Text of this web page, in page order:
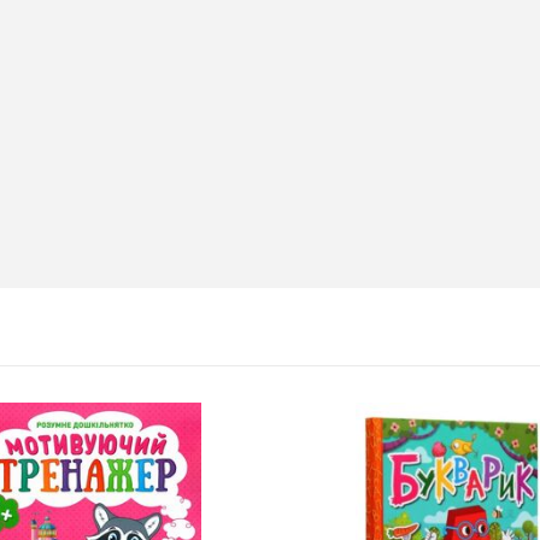
15 Реєстрація в акції за номером
телефону Сторінка
акції: http://novaposhta.ua/win_bmw